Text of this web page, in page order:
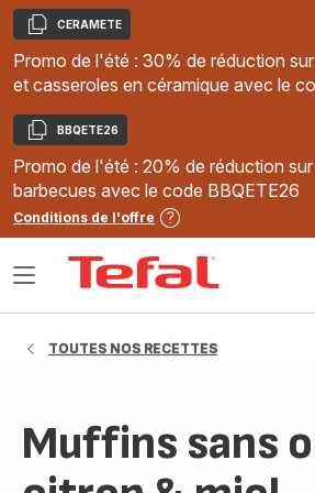
Copier
CERAMETE
Promo de l'été : 30% de réduction
et casseroles en céramique avec le
Copier
BBQETE26
Promo de l'été : 20% de réduction
barbecues avec le code BBQETE26
Conditions de l'offre
Ouvrir
TOUTES NOS RECETTES
Muffins sans